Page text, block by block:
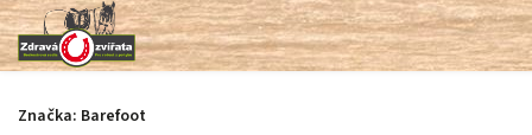
Značka: Barefoot